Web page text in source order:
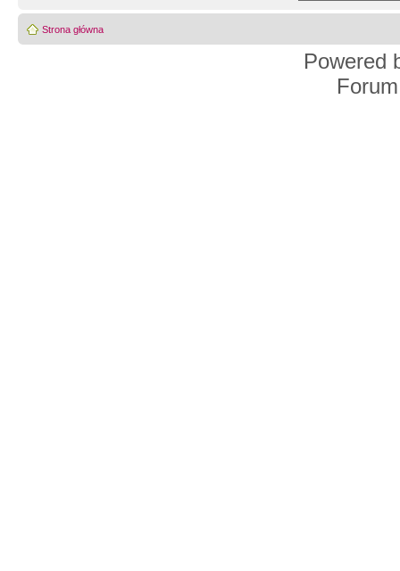
Strona główna
Powered